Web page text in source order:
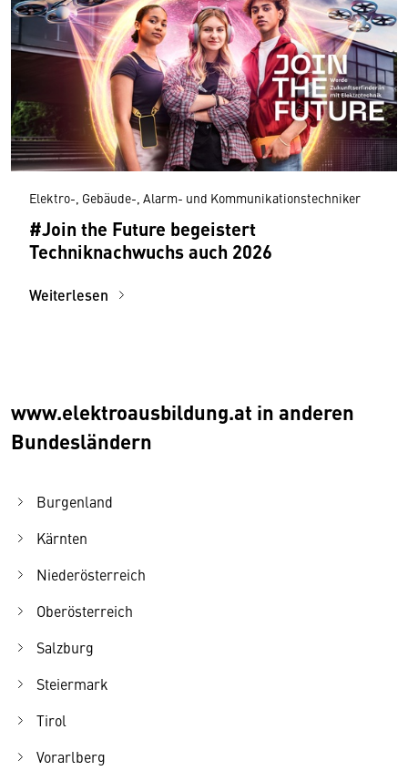
Elektro-, Gebäude-, Alarm- und Kommunikationstechniker
#Join the Future begeistert
Techniknachwuchs auch 2026
Weiterlesen
www.elektroausbildung.at in anderen
Bundesländern
Burgenland
Kärnten
Niederösterreich
Oberösterreich
Salzburg
Steiermark
Tirol
Vorarlberg